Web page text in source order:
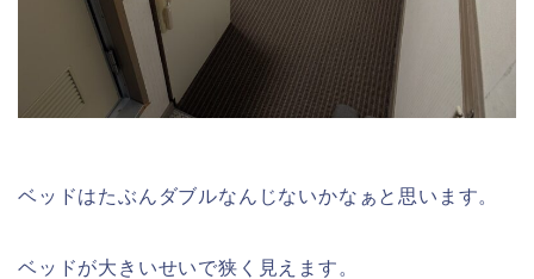
ベッドはたぶんダブルなんじないかなぁと思います。
ベッドが大きいせいで狭く見えます。